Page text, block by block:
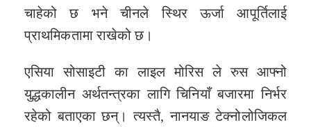
चाहेको छ भने चीनले स्थिर ऊर्जा आपूर्तिलाई
प्राथमिकतामा राखेको छ।
एसिया सोसाइटी का लाइल मोरिस ले रुस आफ्नो
युद्धकालीन अर्थतन्त्रका लागि चिनियाँ बजारमा निर्भर
रहेको बताएका छन्। त्यस्तै, नानयाङ टेक्नोलोजिकल